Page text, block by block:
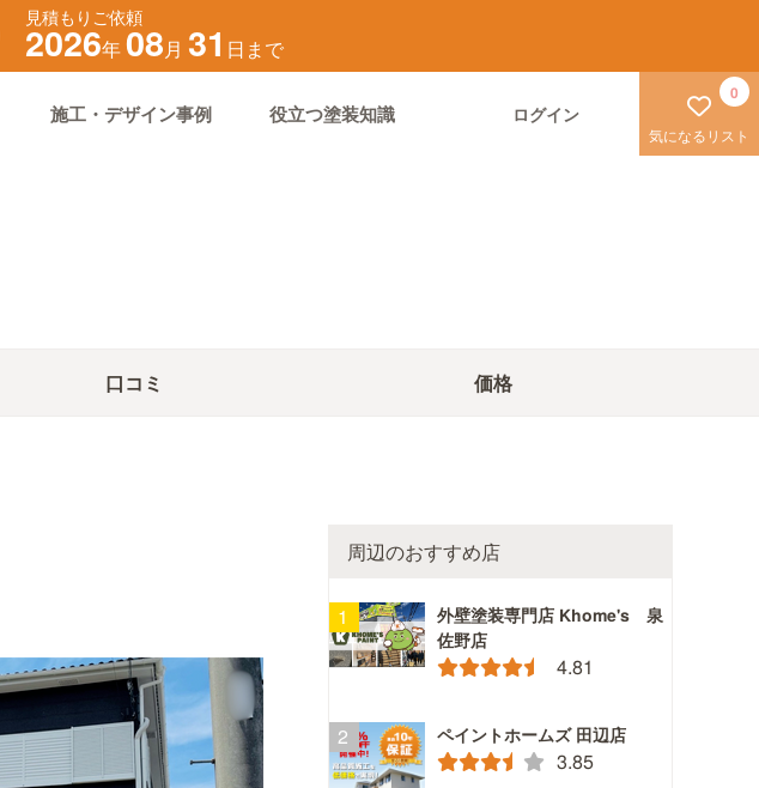
見積もりご依頼
2026年08月 31 日まで
施工・デザイン事例 役立つ塗装知識 ログイン
気になるリスト
0
口コミ 価格
周辺のおすすめ店
外壁塗装専門店 Khome's 泉
佐野店
4.81
ペイントホームズ 田辺店
3.85